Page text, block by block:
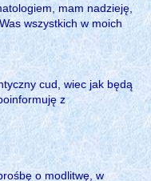
mam nadzieję,
wszystkich w moich
cud, wiec jak będą
z
o modlitwę, w